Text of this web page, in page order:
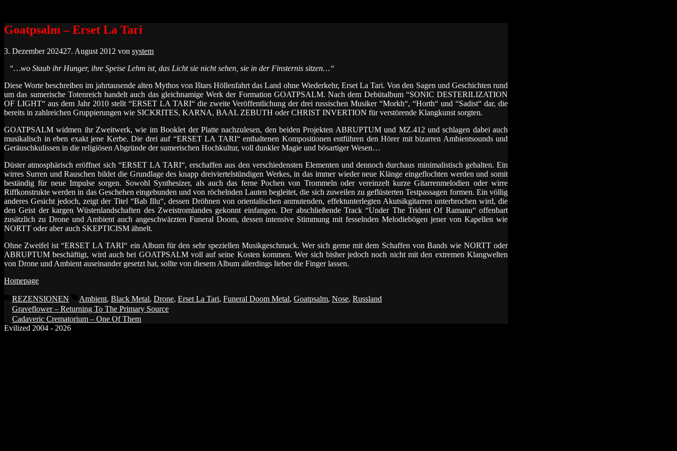
springen
Goatpsalm – Erset La Tari
3. Dezember 202427. August 2012 von system
“…wo Staub ihr Hunger, ihre Speise Lehm ist, das Licht sie nicht sehen, sie in der Finsternis sitzen…“
Diese Worte beschreiben im jahrtausende alten Mythos von Ištars Höllenfahrt das Land ohne Wiederkehr, Erset La Tari. Von den Sagen und Geschichten rund
um das sumerische Totenreich handelt auch das gleichnamige Werk der Formation GOATPSALM. Nach dem Debütalbum “SONIC DESTERILIZATION
OF LIGHT“ aus dem Jahr 2010 stellt “ERSET LA TARI“ die zweite Veröffentlichung der drei russischen Musiker “Morkh“, “Horth“ und “Sadist“ dar, die
bereits in zahlreichen Gruppierungen wie SICKRITES, KARNA, BAAL ZEBUTH oder CHRIST INVERTION für verstörende Klangkunst sorgten.
GOATPSALM widmen ihr Zweitwerk, wie im Booklet der Platte nachzulesen, den beiden Projekten ABRUPTUM und MZ.412 und schlagen dabei auch
musikalisch in eben exakt jene Kerbe. Die drei auf “ERSET LA TARI“ enthaltenen Kompositionen entführen den Hörer mit bizarren Ambientsounds und
Geräuschkulissen in die religiösen Abgründe der sumerischen Hochkultur, voll dunkler Magie und bösartiger Wesen…
Düster atmosphärisch eröffnet sich “ERSET LA TARI“, erschaffen aus den verschiedensten Elementen und dennoch durchaus minimalistisch gehalten. Ein
wirres Surren und Rauschen bildet die Grundlage des knapp dreiviertelstündigen Werkes, in das immer wieder neue Klänge eingeflochten werden und somit
beständig für neue Impulse sorgen. Sowohl Synthesizer, als auch das ferne Pochen von Trommeln oder vereinzelt kurze Gitarrenmelodien oder wirre
Riffkonstrukte werden in das Geschehen eingebunden und von röchelnden Lauten begleitet, die sich zuweilen zu geflüsterten Testpassagen formen. Ein völlig
anderes Gesicht jedoch, zeigt der Titel “Bab Illu“, dessen Dröhnen von orientalischen anmutenden, effektunterlegten Akutsikgitarren unterbrochen wird, die
den Geist der kargen Wüstenlandschaften des Zweistromlandes gekonnt einfangen. Der abschließende Track “Under The Trident Of Ramanu“ offenbart
zusätzlich zu Drone und Ambient auch angeschwärzten Funeral Doom, dessen intensive Stimmung mit fesselnden Melodiebögen jener von Kapellen wie
NORTT oder aber auch SKEPTICISM ähnelt.
Ohne Zweifel ist “ERSET LA TARI“ ein Album für den sehr speziellen Musikgeschmack. Wer sich gerne mit dem Schaffen von Bands wie NORTT oder
ABRUPTUM beschäftigt, wird auch bei GOATPSALM voll auf seine Kosten kommen. Wer sich bisher jedoch noch nicht mit den extremen Klangwelten
von Drone und Ambient auseinander gesetzt hat, sollte von diesem Album allerdings lieber die Finger lassen.
Homepage
Kategorien
REZENSIONEN Schlagwörter
Ambient, Black Metal, Drone, Erset La Tari, Funeral Doom Metal, Goatpsalm, Nose, Russland
Graveflower – Returning To The Primary Source
Cadaveric Crematorium – One Of Them
Evilized 2004 - 2026